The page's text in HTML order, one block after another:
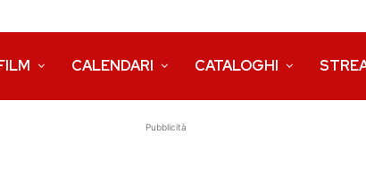
CALENDARI CATALOGHI
Pubblicità